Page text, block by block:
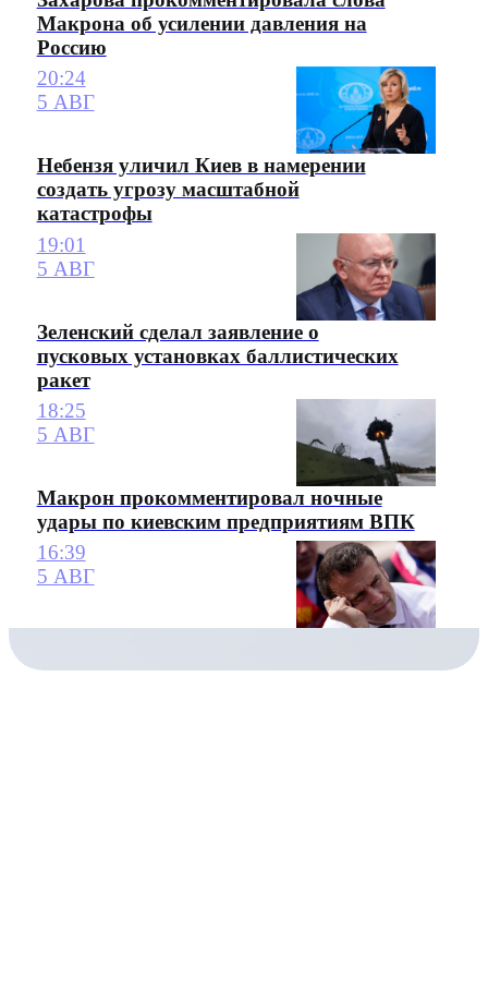
Макрона об усилении давления на
Россию
20:24
5 АВГ
Небензя уличил Киев в намерении
создать угрозу масштабной
катастрофы
19:01
5 АВГ
Зеленский сделал заявление о
пусковых установках баллистических
ракет
18:25
5 АВГ
Макрон прокомментировал ночные
удары по киевским предприятиям ВПК
16:39
5 АВГ